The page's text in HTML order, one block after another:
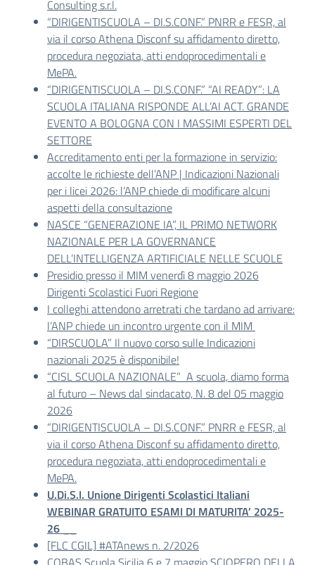
Consulting s.r.l.
“DIRIGENTISCUOLA – DI.S.CONF.” PNRR e FESR, al
via il corso Athena Disconf su affidamento diretto,
procedura negoziata, atti endoprocedimentali e
MePA.
“DIRIGENTISCUOLA – DI.S.CONF.” “AI READY”: LA
SCUOLA ITALIANA RISPONDE ALL’AI ACT. GRANDE
EVENTO A BOLOGNA CON I MASSIMI ESPERTI DEL
SETTORE
Accreditamento enti per la formazione in servizio:
accolte le richieste dell’ANP | Indicazioni Nazionali
per i licei 2026: l’ANP chiede di modificare alcuni
aspetti della consultazione
NASCE “GENERAZIONE IA”, IL PRIMO NETWORK
NAZIONALE PER LA GOVERNANCE
DELL’INTELLIGENZA ARTIFICIALE NELLE SCUOLE
Presidio presso il MIM venerdì 8 maggio 2026
Dirigenti Scolastici Fuori Regione
I colleghi attendono arretrati che tardano ad arrivare:
l’ANP chiede un incontro urgente con il MIM
“DIRSCUOLA” Il nuovo corso sulle Indicazioni
nazionali 2025 è disponibile!
“CISL SCUOLA NAZIONALE” A scuola, diamo forma
al futuro – News dal sindacato, N. 8 del 05 maggio
2026
“DIRIGENTISCUOLA – DI.S.CONF.” PNRR e FESR, al
via il corso Athena Disconf su affidamento diretto,
procedura negoziata, atti endoprocedimentali e
MePA.
U.Di.S.I. Unione Dirigenti Scolastici Italiani
WEBINAR GRATUITO ESAMI DI MATURITA’ 2025-
26
[FLC CGIL] #ATAnews n. 2/2026